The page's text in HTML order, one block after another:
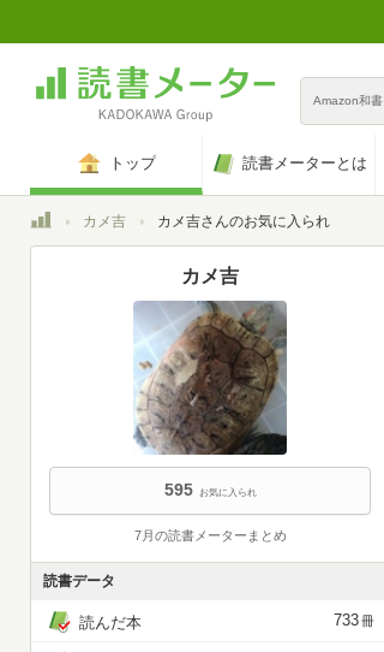
Amazon和書
トップ 読書メーターとは
トップカメ吉 カメ吉さんのお気に入られ
カメ吉
595 お気に入られ
7月の読書メーターまとめ
読書データ
読んだ本 733冊